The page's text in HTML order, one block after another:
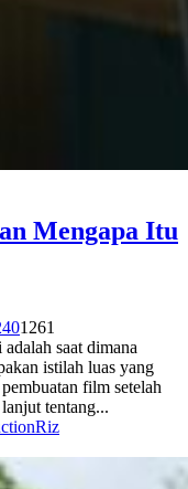
Mengapa Itu
01261
saat dimana
istilah luas yang
film setelah
tentang...
Riz